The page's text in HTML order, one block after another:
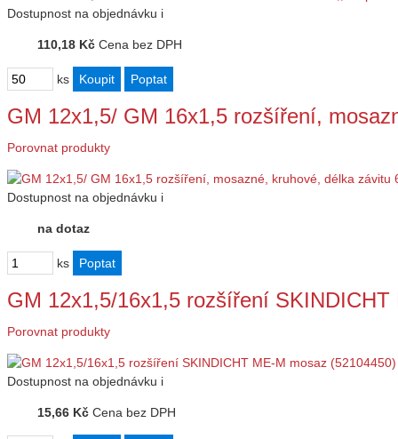
Dostupnost na objednávku i
110,18 Kč Cena bez DPH
ks
GM 12x1,5/ GM 16x1,5 rozšíření,
Porovnat produkty
Dostupnost na objednávku i
na dotaz
ks
GM 12x1,5/16x1,5 rozšíření
Porovnat produkty
Dostupnost na objednávku i
15,66 Kč Cena bez DPH